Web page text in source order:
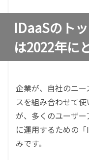
IDaaSのト
は2022年に
企業が、自社のニ
スを組み合わせて
が、多くのユーザ
に運用するための
みです。